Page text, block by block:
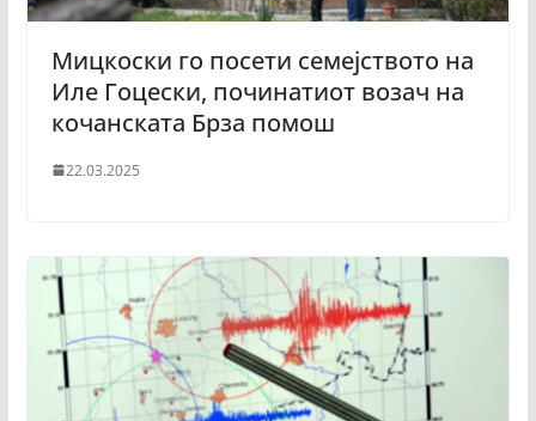
Мицкоски го посети семејството на
Иле Гоцески, починатиот возач на
кочанската Брза помош
22.03.2025